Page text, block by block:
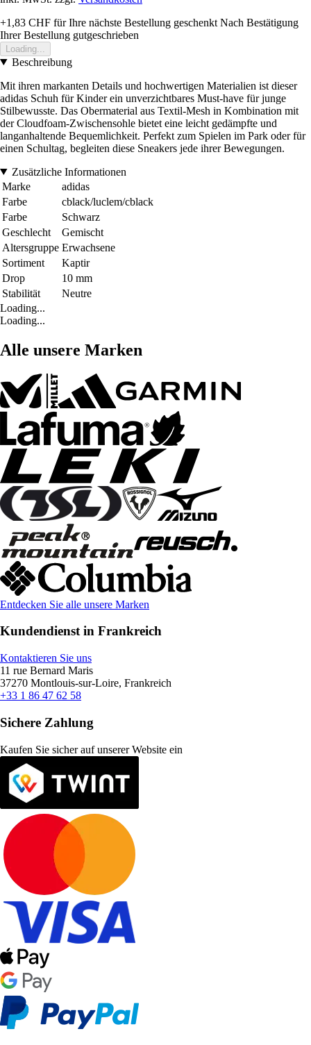
+1,83 CHF für Ihre nächste Bestellung geschenkt Nach Bestätigung
Ihrer Bestellung gutgeschrieben
Loading...
Beschreibung
Mit ihren markanten Details und hochwertigen Materialien ist dieser
adidas Schuh für Kinder ein unverzichtbares Must-have für junge
Stilbewusste. Das Obermaterial aus Textil-Mesh in Kombination mit
der Cloudfoam-Zwischensohle bietet eine leicht gedämpfte und
langanhaltende Bequemlichkeit. Perfekt zum Spielen im Park oder für
einen Schultag, begleiten diese Sneakers jede ihrer Bewegungen.
Zusätzliche Informationen
Marke
adidas
Farbe
cblack/luclem/cblack
Farbe
Schwarz
Geschlecht
Gemischt
Altersgruppe Erwachsene
Sortiment
Kaptir
Drop
10 mm
Stabilität
Neutre
Loading...
Loading...
Alle unsere Marken
Entdecken Sie alle unsere Marken
Kundendienst in Frankreich
Kontaktieren Sie uns
11 rue Bernard Maris
37270 Montlouis-sur-Loire, Frankreich
+33 1 86 47 62 58
Sichere Zahlung
Kaufen Sie sicher auf unserer Website ein